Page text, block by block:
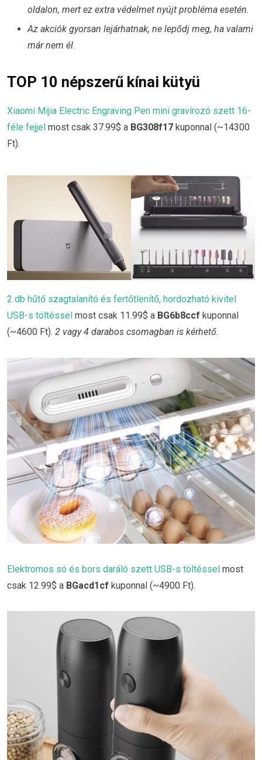
oldalon, mert ez extra védelmet nyújt probléma esetén.
Az akciók gyorsan lejárhatnak, ne lepődj meg, ha valami
már nem él.
TOP 10 népszerű kínai kütyü
Xiaomi Mijia Electric Engraving Pen mini gravírozó szett 16-
féle fejjel most csak 37.99$ a BG308f17 kuponnal (~14300
Ft).
2 db hűtő szagtalanító és fertőtlenítő, hordozható kivitel
USB-s töltéssel most csak 11.99$ a BG6b8ccf kuponnal
(~4600 Ft). 2 vagy 4 darabos csomagban is kérhető.
Elektromos só és bors daráló szett USB-s töltéssel most
csak 12.99$ a BGacd1cf kuponnal (~4900 Ft).